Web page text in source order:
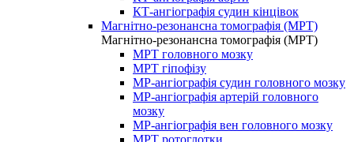
КТ-ангіографія судин кінцівок
Магнітно-резонансна томографія (МРТ)
Магнітно-резонансна томографія (МРТ)
МРТ головного мозку
МРТ гіпофізу
МР-ангіографія судин головного мозку
МР-ангіографія артерій головного
мозку
МР-ангіографія вен головного мозку
МРТ ротоглотки